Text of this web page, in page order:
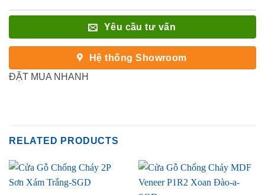
Yêu cầu tư vấn
Hệ thống Showroom
ĐẶT MUA NHANH
RELATED PRODUCTS